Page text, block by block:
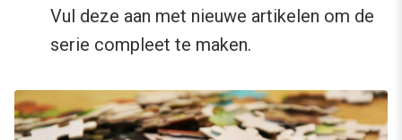
Vul deze aan met nieuwe artikelen om de
serie compleet te maken.